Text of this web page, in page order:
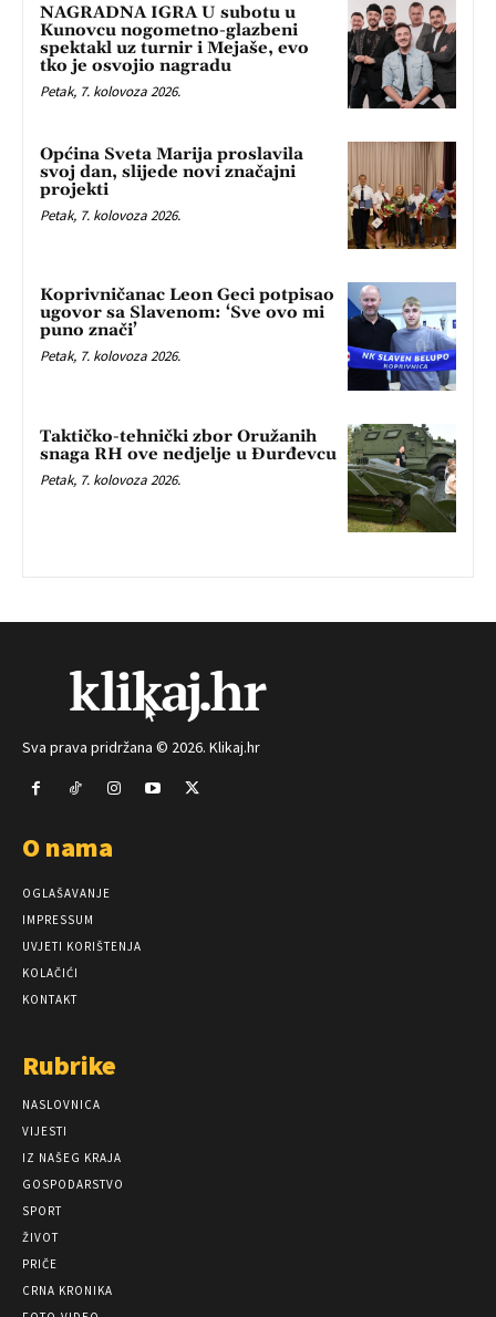
NAGRADNA IGRA U subotu u
Kunovcu nogometno-glazbeni
spektakl uz turnir i Mejaše, evo
tko je osvojio nagradu
Petak, 7. kolovoza 2026.
Općina Sveta Marija proslavila
svoj dan, slijede novi značajni
projekti
Petak, 7. kolovoza 2026.
Koprivničanac Leon Geci potpisao
ugovor sa Slavenom: ‘Sve ovo mi
puno znači’
Petak, 7. kolovoza 2026.
Taktičko-tehnički zbor Oružanih
snaga RH ove nedjelje u Đurđevcu
Petak, 7. kolovoza 2026.
Sva prava pridržana © 2026. Klikaj.hr
O nama
OGLAŠAVANJE
IMPRESSUM
UVJETI KORIŠTENJA
KOLAČIĆI
KONTAKT
Rubrike
NASLOVNICA
VIJESTI
IZ NAŠEG KRAJA
GOSPODARSTVO
SPORT
ŽIVOT
PRIČE
CRNA KRONIKA